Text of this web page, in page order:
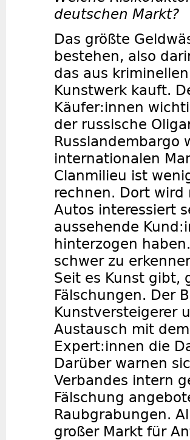
deutschen Markt?
Das größte
bestehen, also
das aus
Kunstwerk kauft.
Käufer:innen
der russische
Russlandembargo
internationalen
Clanmilieu ist
rechnen. Dort wird
Autos interessiert
aussehende
hinterzogen
schwer zu
Seit es Kunst gibt,
Fälschungen. Der
Kunstversteigerer
Austausch mit
Expert:innen die
Darüber warnen
Verbandes intern
Fälschung
Raubgrabungen.
großer Markt für